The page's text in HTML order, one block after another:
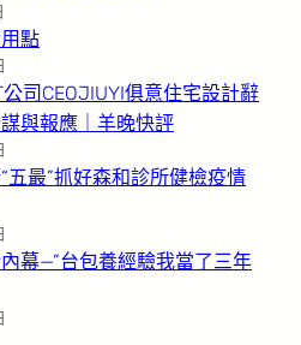
點
司CEOJIUYI俱意住宅設計辭
與報應｜羊晚快評
五最”抓好森和診所健檢疫情
幕—”台包養經驗我當了三年